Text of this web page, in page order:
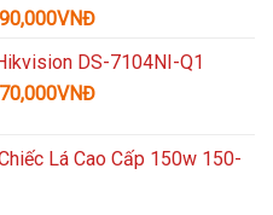
1,489,000VNĐ.
VNĐGiá
tại
là:
DS-7104NI-Q1
VNĐGiá
là:
Lá Cao Cấp 150w 150-